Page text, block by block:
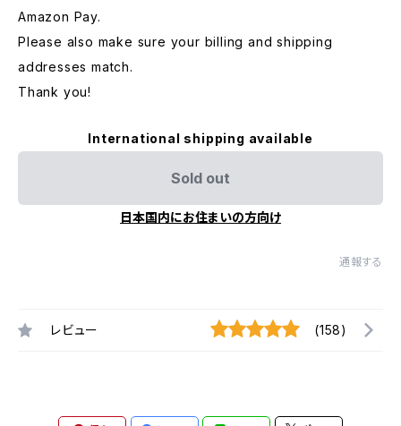
Amazon Pay.
Please also make sure your billing and shipping
addresses match.
Thank you!
International shipping available
Sold out
日本国内にお住まいの方向け
通報する
レビュー (158)